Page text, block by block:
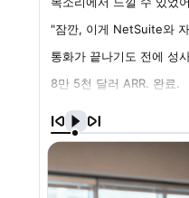
"잠깐, 이게 NetSuite와
통화가 끝나기도 전에 성
8만 5천 달러 ARR. 완료.